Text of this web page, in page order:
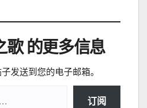
歌 的更多信息
发送到您的电子邮箱。
订阅